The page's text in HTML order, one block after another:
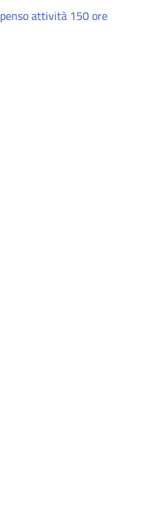
attività 150 ore